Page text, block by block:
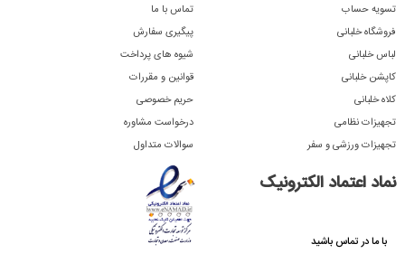
تسویه حساب
فروشگاه خلبانی
لباس خلبانی
کاپشن خلبانی
کلاه خلبانی
تجهیزات نظامی
تجهیزات ورزشی و سفر
تماس با ما
پیگیری سفارش
شیوه های پرداخت
قوانین و مقررات
حریم خصوصی
درخواست مشاوره
سوالات متداول
نماد اعتماد الکترونیک
با ما در تماس باشید